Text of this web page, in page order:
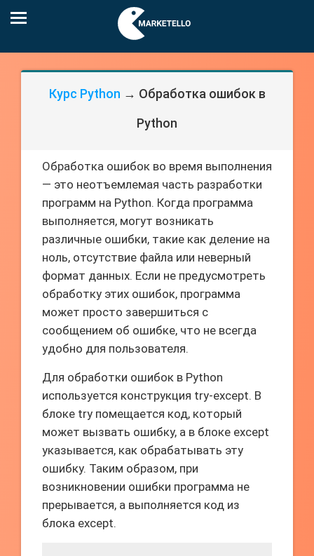
Курс Python → Обработка ошибок в
Python
Обработка ошибок во время выполнения
— это неотъемлемая часть разработки
программ на Python. Когда программа
выполняется, могут возникать
различные ошибки, такие как деление на
ноль, отсутствие файла или неверный
формат данных. Если не предусмотреть
обработку этих ошибок, программа
может просто завершиться с
сообщением об ошибке, что не всегда
удобно для пользователя.
Для обработки ошибок в Python
используется конструкция try-except. В
блоке try помещается код, который
может вызвать ошибку, а в блоке except
указывается, как обрабатывать эту
ошибку. Таким образом, при
возникновении ошибки программа не
прерывается, а выполняется код из
блока except.